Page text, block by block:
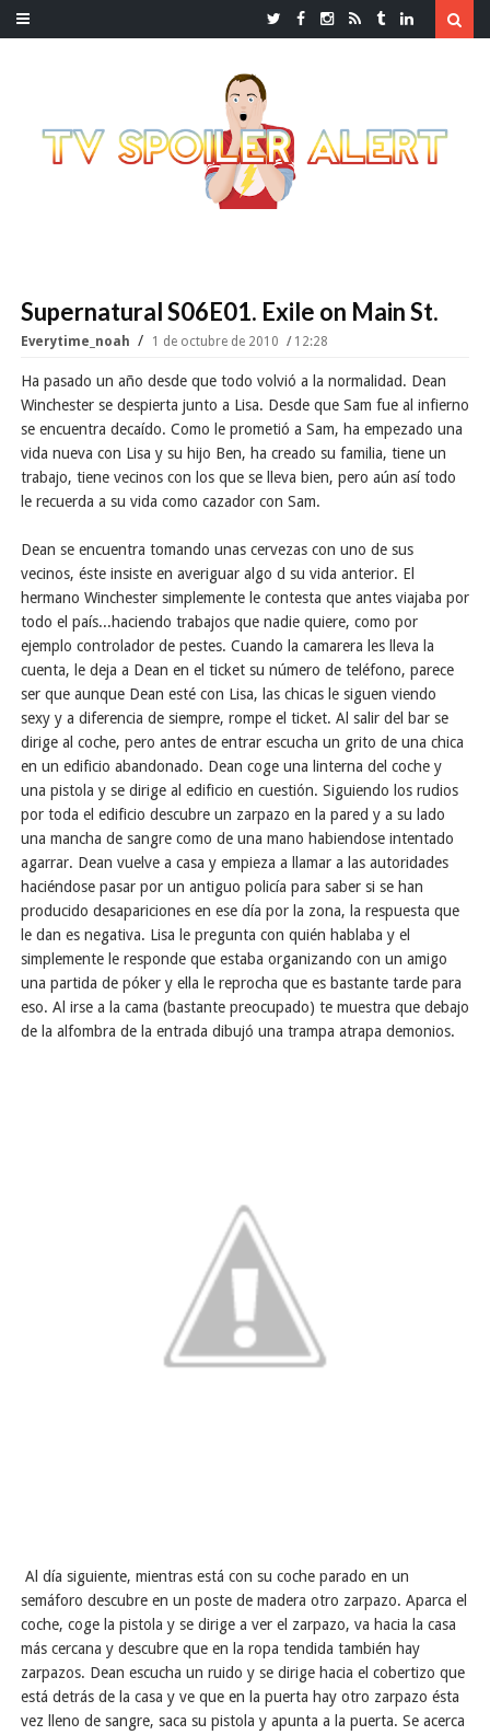
Supernatural S06E01. Exile on Main St.
Everytime_noah 1 de octubre de 2010 12:28
Ha pasado un año desde que todo volvió a la normalidad. Dean
Winchester se despierta junto a Lisa. Desde que Sam fue al infierno
se encuentra decaído. Como le prometió a Sam, ha empezado una
vida nueva con Lisa y su hijo Ben, ha creado su familia, tiene un
trabajo, tiene vecinos con los que se lleva bien, pero aún así todo
le recuerda a su vida como cazador con Sam.
Dean se encuentra tomando unas cervezas con uno de sus
vecinos, éste insiste en averiguar algo d su vida anterior. El
hermano Winchester simplemente le contesta que antes viajaba por
todo el país...haciendo trabajos que nadie quiere, como por
ejemplo controlador de pestes. Cuando la camarera les lleva la
cuenta, le deja a Dean en el ticket su número de teléfono, parece
ser que aunque Dean esté con Lisa, las chicas le siguen viendo
sexy y a diferencia de siempre, rompe el ticket. Al salir del bar se
dirige al coche, pero antes de entrar escucha un grito de una chica
en un edificio abandonado. Dean coge una linterna del coche y
una pistola y se dirige al edificio en cuestión. Siguiendo los rudios
por toda el edificio descubre un zarpazo en la pared y a su lado
una mancha de sangre como de una mano habiendose intentado
agarrar. Dean vuelve a casa y empieza a llamar a las autoridades
haciéndose pasar por un antiguo policía para saber si se han
producido desapariciones en ese día por la zona, la respuesta que
le dan es negativa. Lisa le pregunta con quién hablaba y el
simplemente le responde que estaba organizando con un amigo
una partida de póker y ella le reprocha que es bastante tarde para
eso. Al irse a la cama (bastante preocupado) te muestra que debajo
de la alfombra de la entrada dibujó una trampa atrapa demonios.
Al día siguiente, mientras está con su coche parado en un
semáforo descubre en un poste de madera otro zarpazo. Aparca el
coche, coge la pistola y se dirige a ver el zarpazo, va hacia la casa
más cercana y descubre que en la ropa tendida también hay
zarpazos. Dean escucha un ruido y se dirige hacia el cobertizo que
está detrás de la casa y ve que en la puerta hay otro zarpazo ésta
vez lleno de sangre, saca su pistola y apunta a la puerta. Se acerca